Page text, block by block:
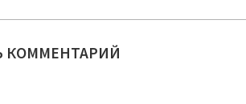
КОММЕНТАРИЙ